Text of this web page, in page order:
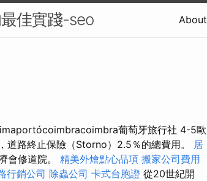
佳實踐-seo About
葡萄牙旅行社 4-5歐
道路終止保險（Storno）2.5％的總費用。 居
會修道院。 精美外燴點心品項 搬家公司費用
行銷公司 除蟲公司 卡式台胞證 從20世紀開